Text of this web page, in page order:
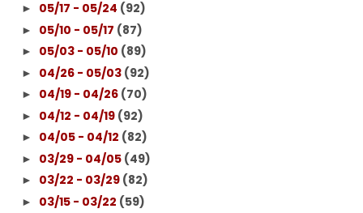
► 05/17 - 05/24 (92)
► 05/10 - 05/17 (87)
► 05/03 - 05/10 (89)
► 04/26 - 05/03 (92)
► 04/19 - 04/26 (70)
► 04/12 - 04/19 (92)
► 04/05 - 04/12 (82)
► 03/29 - 04/05 (49)
► 03/22 - 03/29 (82)
► 03/15 - 03/22 (59)